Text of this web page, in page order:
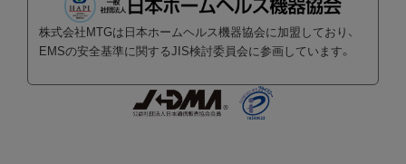
株式会社MTGは日本ホームヘルス機器協会に加盟しており、
EMSの安全基準に関するJIS検討委員会に参画しています。